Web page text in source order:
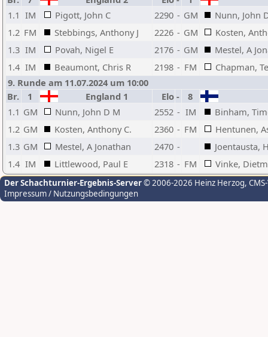
1.1 IM Pigott, John C 2290 - GM
Nunn, John
1.2 FM Stebbings, Anthony J 2226 - GM
Kosten,
1.3 IM Povah, Nigel E 2176 - GM
Mestel, A
1.4 IM Beaumont, Chris R 2198 - FM
Chapman,
9. Runde am 11.07.2024 um 10:00
Br.
1 England 1 Elo -
8
1.1 GM Nunn, John D M 2552 - IM
Binham,
1.2 GM Kosten, Anthony C. 2360 - FM
Hentunen,
1.3 GM Mestel, A Jonathan 2470 -
Joentausta,
1.4 IM Littlewood, Paul E 2318 - FM Vinke,
Der Schachturnier-Ergebnis-Server© 2006-2026 Heinz Herzog,
Impressum / Nutzungsbedingungen